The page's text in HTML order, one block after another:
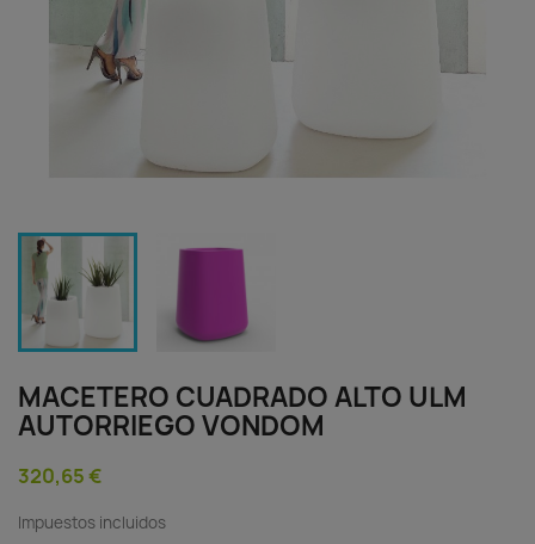
MACETERO CUADRADO ALTO ULM
AUTORRIEGO VONDOM
320,65 €
Impuestos incluidos